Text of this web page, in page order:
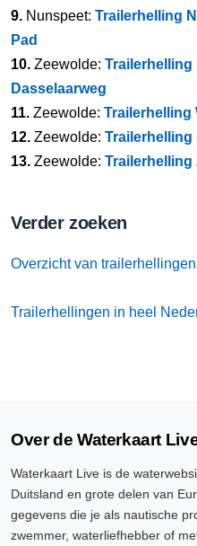
9. Nunspeet: Trailerhelling
Pad
10. Zeewolde: Trailerhelling
Dasselaarweg
11. Zeewolde: Trailerhelling
12. Zeewolde: Trailerhelling
13. Zeewolde: Trailerhelling
Verder zoeken
Overzicht van
Trailerhellingen in heel
Over de Waterkaart
Waterkaart Live is de
Duitsland en grote delen van
gegevens die je als nautische
zwemmer, waterliefhebber of